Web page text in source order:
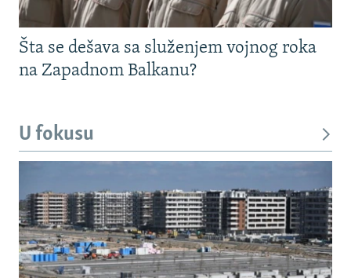
Šta se dešava sa služenjem vojnog roka
na Zapadnom Balkanu?
U fokusu